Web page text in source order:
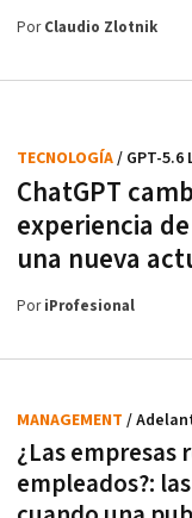
PorClaudio Zlotnik
ChatGPT
experiencia
una nueva
TECNOLOGÍA/ GPT-5.6
PoriProfesional
¿Las empresas
empleados?:
MANAGEMENT /